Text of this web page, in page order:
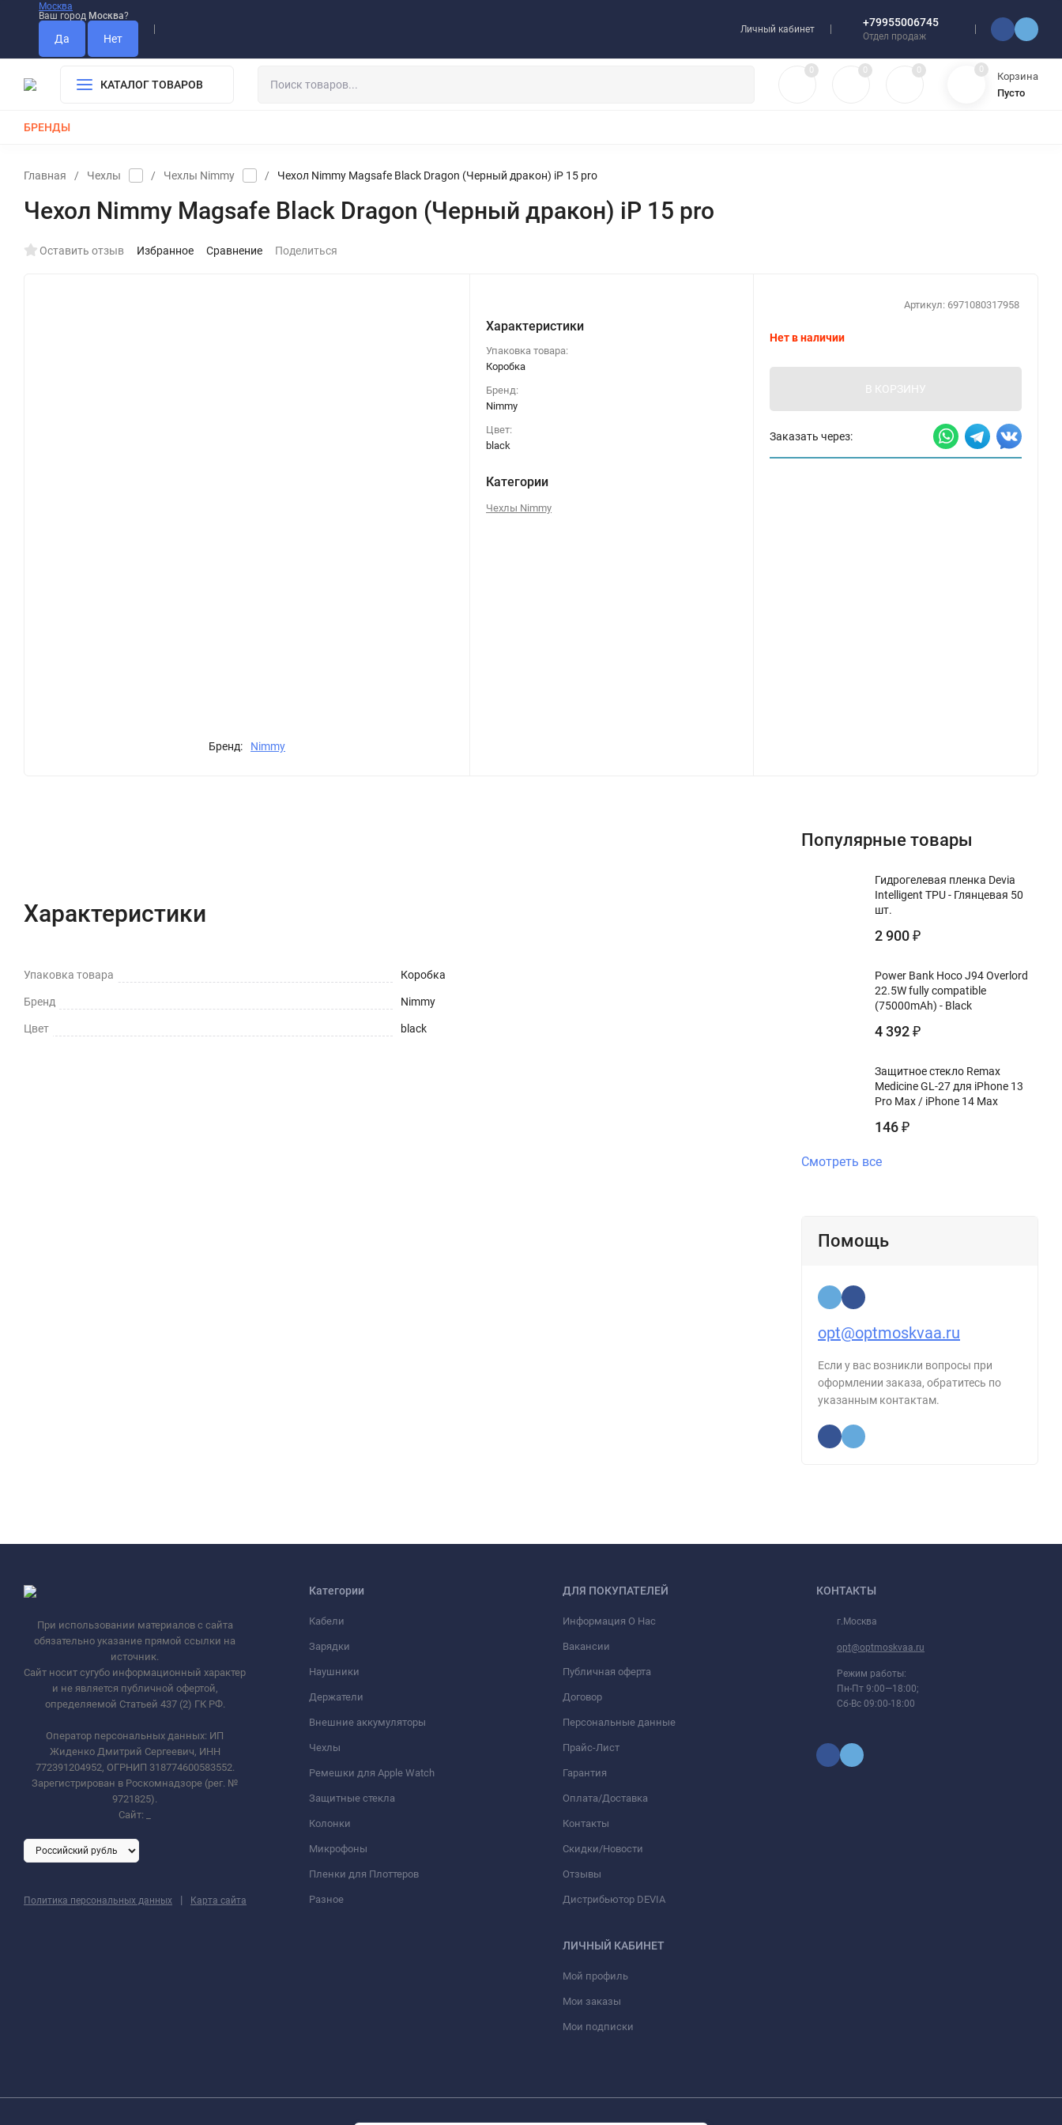
Москва
Ваш город Москва?
Личный кабинет
+79955006745
Отдел продаж
КАТАЛОГ ТОВАРОВ
0 0 0 0
Корзина
Пусто
БРЕНДЫ
Главная / Чехлы / Чехлы Nimmy / Чехол Nimmy Magsafe Black Dragon (Черный дракон) iP 15 pro
Чехол Nimmy Magsafe Black Dragon (Черный дракон) iP 15 pro
Оставить отзыв Избранное Сравнение Поделиться
Бренд: Nimmy
Характеристики
Упаковка товара:
Коробка
Бренд:
Nimmy
Цвет:
black
Категории
Чехлы Nimmy
Артикул: 6971080317958
Нет в наличии
В КОРЗИНУ
Заказать через:
Характеристики
Упаковка товара Коробка
Бренд Nimmy
Цвет black
Популярные товары
Гидрогелевая пленка Devia
Intelligent TPU - Глянцевая 50
шт.
2 900 ₽
Power Bank Hoco J94 Overlord
22.5W fully compatible
(75000mAh) - Black
4 392 ₽
Защитное стекло Remax
Medicine GL-27 для iPhone 13
Pro Max / iPhone 14 Max
146 ₽
Смотреть все
Помощь
opt@optmoskvaa.ru
Если у вас возникли вопросы при
оформлении заказа, обратитесь по
указанным контактам.
При использовании материалов с сайта
обязательно указание прямой ссылки на
источник.
Сайт носит сугубо информационный характер
и не является публичной офертой,
определяемой Статьей 437 (2) ГК РФ.
Оператор персональных данных: ИП
Жиденко Дмитрий Сергеевич, ИНН
772391204952, ОГРНИП 318774600583552.
Зарегистрирован в Роскомнадзоре (рег. №
9721825).
Сайт:
Политика персональных данных | Карта сайта
Категории
Кабели
Зарядки
Наушники
Держатели
Внешние аккумуляторы
Чехлы
Ремешки для Apple Watch
Защитные стекла
Колонки
Микрофоны
Пленки для Плоттеров
Разное
ДЛЯ ПОКУПАТЕЛЕЙ
Информация О Нас
Вакансии
Публичная оферта
Договор
Персональные данные
Прайс-Лист
Гарантия
Оплата/Доставка
Контакты
Скидки/Новости
Отзывы
Дистрибьютор DEVIA
ЛИЧНЫЙ КАБИНЕТ
Мой профиль
Мои заказы
Мои подписки
КОНТАКТЫ
г.Москва
opt@optmoskvaa.ru
Режим работы:
Пн-Пт 9:00—18:00;
Сб-Вс 09:00-18:00